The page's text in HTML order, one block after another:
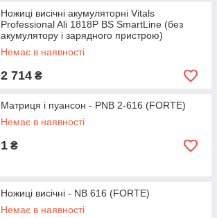
Ножиці висічні акумуляторні Vitals
Professional Ali 1818P BS SmartLine (без
акумулятору і зарядного пристрою)
Немає в наявності
2 714 ₴
Матриця і пуансон - PNB 2-616 (FORTE)
Немає в наявності
1 ₴
Ножиці висічні - NB 616 (FORTE)
Немає в наявності